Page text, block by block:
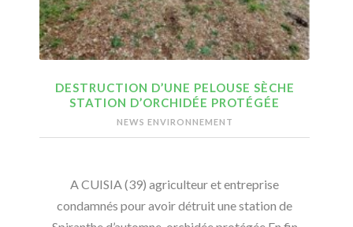
DESTRUCTION D’UNE PELOUSE SÈCHE
STATION D’ORCHIDÉE PROTÉGÉE
NEWS ENVIRONNEMENT
A CUISIA (39) agriculteur et entreprise
condamnés pour avoir détruit une station de